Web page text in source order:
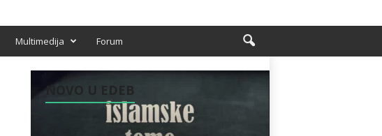
Multimedija Forum
NOVO U EDEB